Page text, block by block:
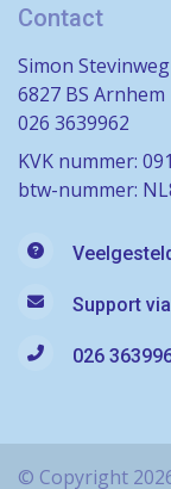
Contact
Simon
6827 BS Arnhem
026 3639962
KVK nummer:
btw-nummer:
Support
026
© Copyright